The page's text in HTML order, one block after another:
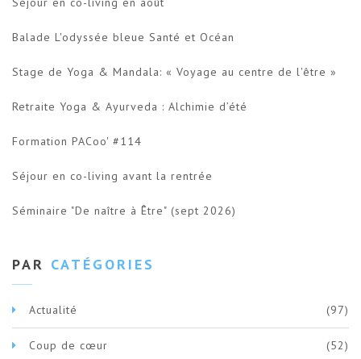
Balade L'odyssée bleue Santé et Océan
Stage de Yoga & Mandala: « Voyage au centre de l'être »
Retraite Yoga & Ayurveda : Alchimie d’été
Formation PACoo' #114
Séjour en co-living avant la rentrée
Séminaire "De naître à Être" (sept 2026)
PAR CATÉGORIES
Actualité (97)
Coup de cœur (52)